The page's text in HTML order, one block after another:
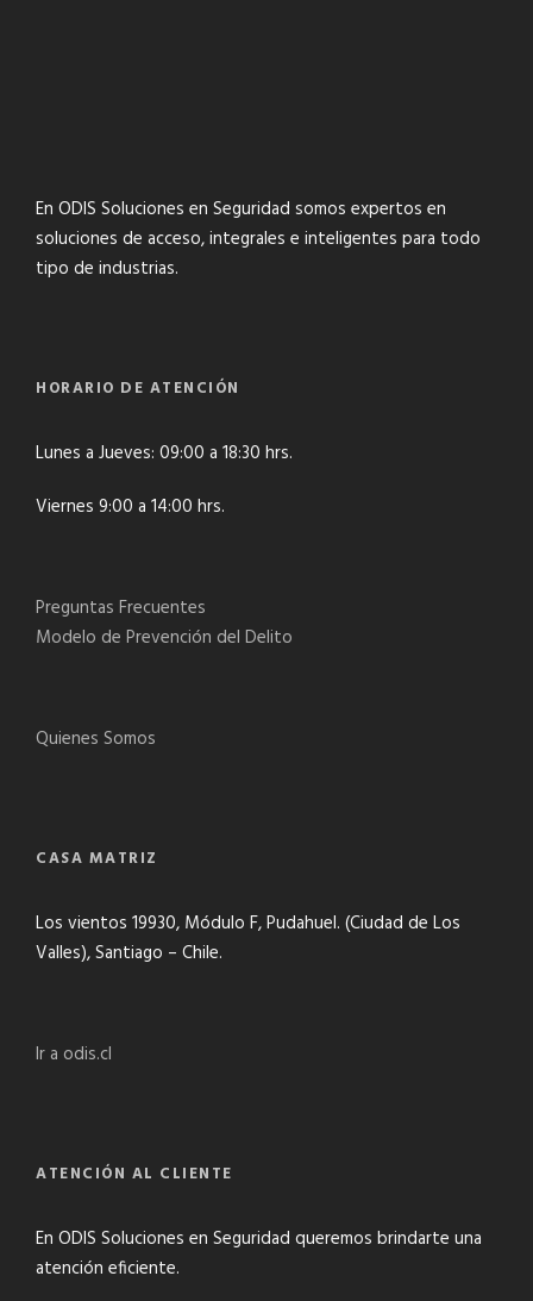
En ODIS Soluciones en Seguridad somos expertos en
soluciones de acceso, integrales e inteligentes para todo
tipo de industrias.
HORARIO DE ATENCIÓN
Lunes a Jueves: 09:00 a 18:30 hrs.
Viernes 9:00 a 14:00 hrs.
Preguntas Frecuentes
Modelo de Prevención del Delito
Quienes Somos
CASA MATRIZ
Los vientos 19930, Módulo F, Pudahuel. (Ciudad de Los
Valles), Santiago – Chile.
Ir a odis.cl
ATENCIÓN AL CLIENTE
En ODIS Soluciones en Seguridad queremos brindarte una
atención eficiente.